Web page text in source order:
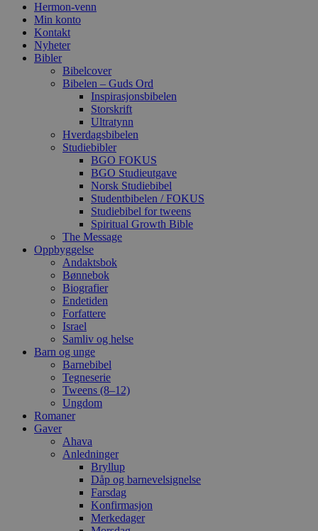
Hermon-venn
Min konto
Kontakt
Nyheter
Bibler
Bibelcover
Bibelen – Guds Ord
Inspirasjonsbibelen
Storskrift
Ultratynn
Hverdagsbibelen
Studiebibler
BGO FOKUS
BGO Studieutgave
Norsk Studiebibel
Studentbibelen / FOKUS
Studiebibel for tweens
Spiritual Growth Bible
The Message
Oppbyggelse
Andaktsbok
Bønnebok
Biografier
Endetiden
Forfattere
Israel
Samliv og helse
Barn og unge
Barnebibel
Tegneserie
Tweens (8–12)
Ungdom
Romaner
Gaver
Ahava
Anledninger
Bryllup
Dåp og barnevelsignelse
Farsdag
Konfirmasjon
Merkedager